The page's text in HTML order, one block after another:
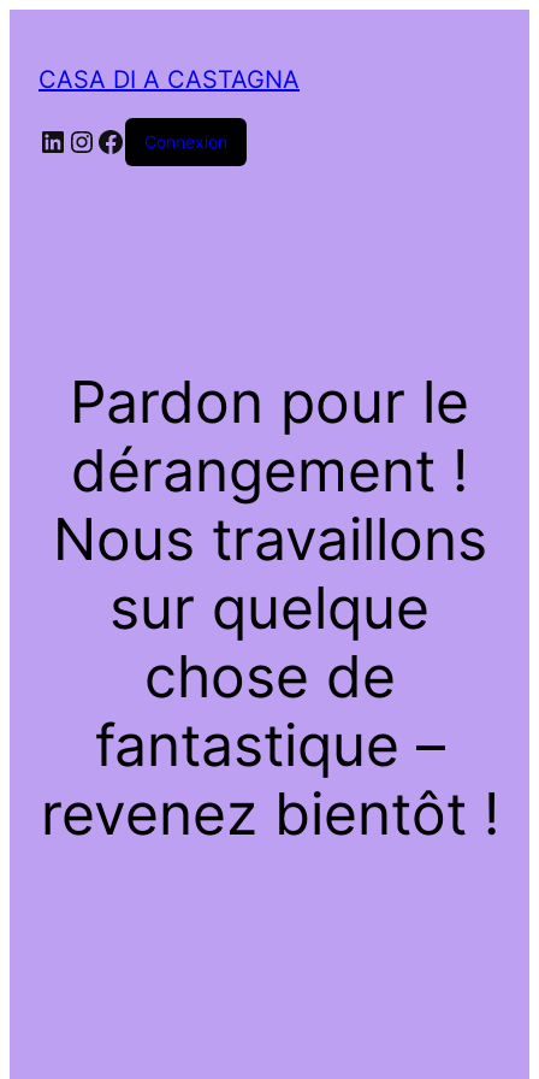
CASA DI A CASTAGNA
LinkedIn
Instagram
Facebook
Connexion
Pardon pour le
dérangement !
Nous travaillons
sur quelque
chose de
fantastique –
revenez bientôt !